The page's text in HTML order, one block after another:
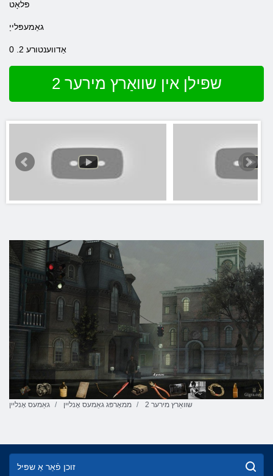
פּלאָט
גאַמעפּלייַ
אַדווענטורע 2. 0
שפּילן אין שוואַרץ מירער 2
גאַמעס אָנליין ממאָרפּג גאַמעס אָנליין שוואַרץ מירער 2